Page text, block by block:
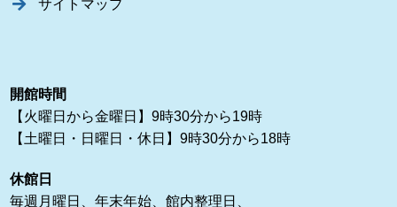
サイトマップ
開館時間
【火曜日から金曜日】9時30分から19時
【土曜日・日曜日・休日】9時30分から18時
休館日
毎週月曜日、年末年始、館内整理日、